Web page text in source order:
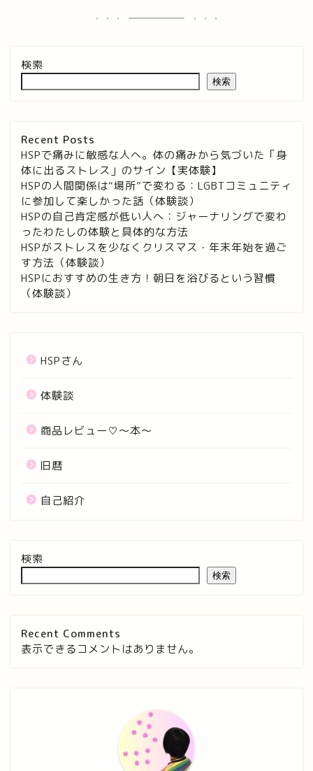
検索
検索
Recent Posts
HSPで痛みに敏感な人へ。体の痛みから気づいた「身
体に出るストレス」のサイン【実体験】
HSPの人間関係は“場所”で変わる：LGBTコミュニティ
に参加して楽しかった話（体験談）
HSPの自己肯定感が低い人へ：ジャーナリングで変わ
ったわたしの体験と具体的な方法
HSPがストレスを少なくクリスマス・年末年始を過ご
す方法（体験談）
HSPにおすすめの生き方！朝日を浴びるという習慣
（体験談）
HSPさん
体験談
商品レビュー♡〜本〜
旧暦
自己紹介
検索
検索
Recent Comments
表示できるコメントはありません。